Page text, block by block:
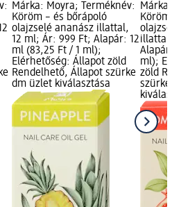
Márka: Moyra; Terméknév:
Köröm – és bőrápoló
olajzselé ananász illattal,
12 ml; Ár: 999 Ft; Alapár: 12
ml (83,25 Ft / 1 ml);
Elérhetőség: Állapot zöld
Rendelhető, Állapot szürke
dm üzlet kiválasztása
Márka:
Köröm-
illattal,
Alapár:
ml);
zöld
szürke